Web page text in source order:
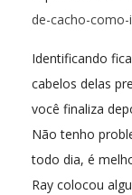
de-cacho-
Identificando
cabelos delas
você finaliza
Não tenho
todo dia, é
Ray colocou